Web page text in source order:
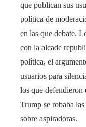
que publican sus
política de
en las que debate.
con la alcade
política, el
usuarios para
los que defendieron
Trump se robaba
sobre aspiradoras.